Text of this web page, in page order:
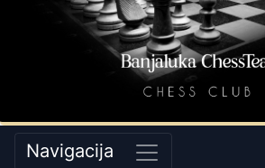
Navigacija